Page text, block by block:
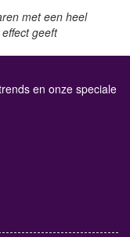
met een heel
geeft
en onze speciale